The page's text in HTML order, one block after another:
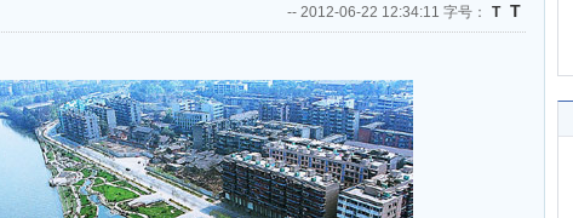
-- 2012-06-22 12:34:11 字号： T T